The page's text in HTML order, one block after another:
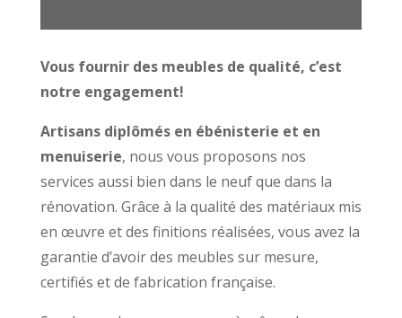
Vous fournir des meubles de qualité, c’est
notre engagement!
Artisans diplômés en ébénisterie et en
menuiserie, nous vous proposons nos
services aussi bien dans le neuf que dans la
rénovation. Grâce à la qualité des matériaux mis
en œuvre et des finitions réalisées, vous avez la
garantie d’avoir des meubles sur mesure,
certifiés et de fabrication française.